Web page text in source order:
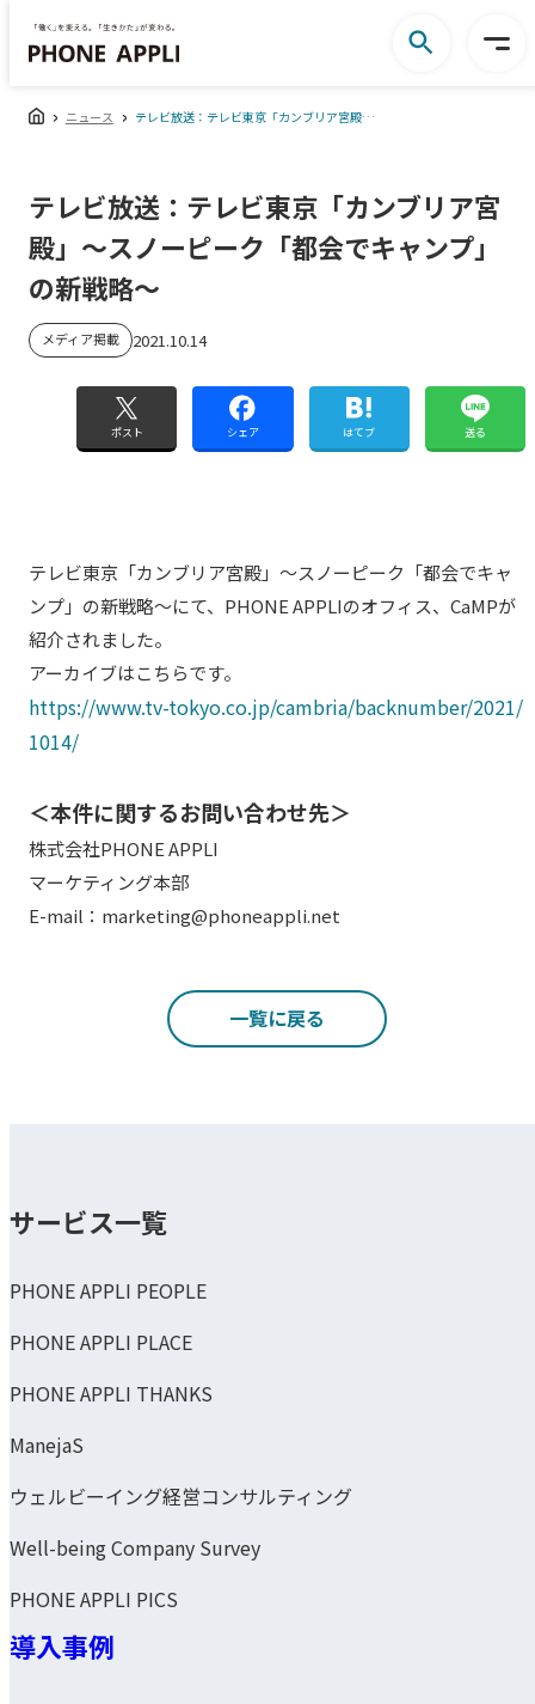
ニュース テレビ放送：テレビ東京「カンブリア宮殿」～スノーピーク「都会でキャンプ」の新戦略～
テレビ放送：テレビ東京「カンブリア宮
殿」～スノーピーク「都会でキャンプ」
の新戦略～
メディア掲載 2021.10.14
ポスト シェア はてブ 送る
テレビ東京「カンブリア宮殿」～スノーピーク「都会でキャ
ンプ」の新戦略～にて、PHONE APPLIのオフィス、CaMPが
紹介されました。
アーカイブはこちらです。
https://www.tv-tokyo.co.jp/cambria/backnumber/2021/
1014/
＜本件に関するお問い合わせ先＞
株式会社PHONE APPLI
マーケティング本部
E-mail：marketing@phoneappli.net
一覧に戻る
サービス一覧
PHONE APPLI PEOPLE
PHONE APPLI PLACE
PHONE APPLI THANKS
ManejaS
ウェルビーイング経営コンサルティング
Well-being Company Survey
PHONE APPLI PICS
導入事例